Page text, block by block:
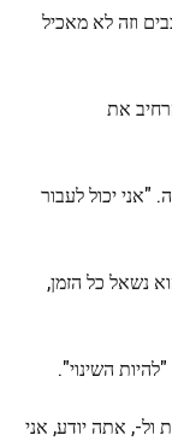
וזה לא מאכיל
את
"אני יכול לעבור
נשאל כל הזמן,
השינוי".
ול-, אתה יודע, אני